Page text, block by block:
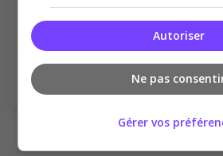
Donner le
Autoriser
Ne pas
Gérer vos